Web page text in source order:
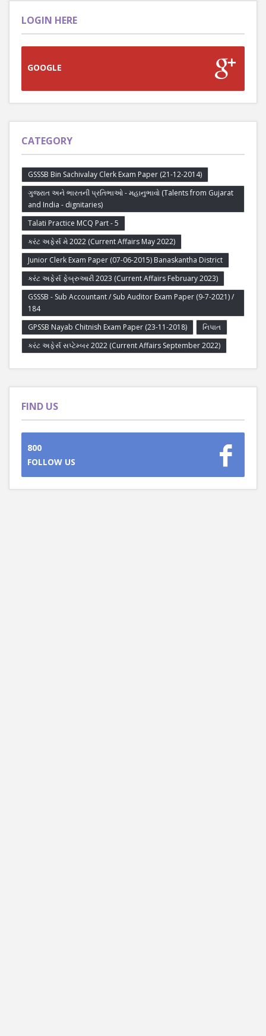
LOGIN HERE
GOOGLE
CATEGORY
GSSSB Bin Sachivalay Clerk Exam Paper (21-12-2014)
ગુજરાત અને ભારતની પ્રતિભાઓ - મહાનુભાવો (Talents from Gujarat
and India - dignitaries)
Talati Practice MCQ Part - 5
કરંટ અફેર્સ મે 2022 (Current Affairs May 2022)
Junior Clerk Exam Paper (07-06-2015) Banaskantha District
કરંટ અફેર્સ ફેબ્રુઆરી 2023 (Current Affairs February 2023)
GSSSB - Sub Accountant / Sub Auditor Exam Paper (9-7-2021) /
184
GPSSB Nayab Chitnish Exam Paper (23-11-2018)
નિપાત
કરંટ અફેર્સ સપ્ટેમ્બર 2022 (Current Affairs September 2022)
FIND US
800
FOLLOW US